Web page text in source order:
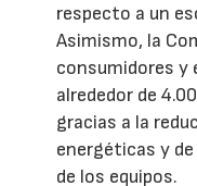
respecto a un
Asimismo, la
consumidores y
alrededor de
gracias a la
energéticas y
de los equipos.